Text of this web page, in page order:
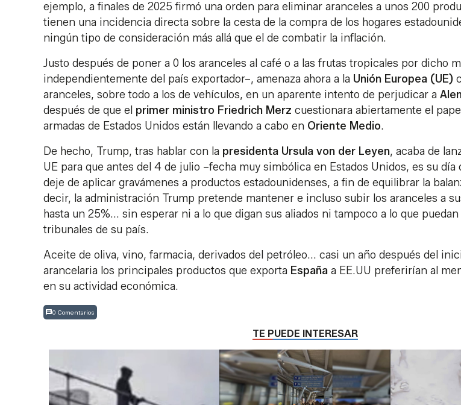
ejemplo, a finales de 2025 firmó una orden para eliminar aranceles a unos 200
tienen una incidencia directa sobre la cesta de la compra de los hogares
ningún tipo de consideración más allá que el de combatir la inflación.
Justo después de poner a 0 los aranceles al café o a las frutas tropicales por dicho
independientemente del país exportador–, amenaza ahora a la Unión Europea (UE)
aranceles, sobre todo a los de vehículos, en un aparente intento de perjudicar a
después de que el primer ministro Friedrich Merz cuestionara abiertamente el
armadas de Estados Unidos están llevando a cabo en Oriente Medio.
De hecho, Trump, tras hablar con la presidenta Ursula von der Leyen, acaba de
UE para que antes del 4 de julio –fecha muy simbólica en Estados Unidos, es su día
deje de aplicar gravámenes a productos estadounidenses, a fin de equilibrar la
decir, la administración Trump pretende mantener e incluso subir los aranceles a
hasta un 25%... sin esperar ni a lo que digan sus aliados ni tampoco a lo que
tribunales de su país.
Aceite de oliva, vino, farmacia, derivados del petróleo... casi un año después del
arancelaria los principales productos que exporta España a EE.UU preferirían al
en su actividad económica.
0 Comentarios
TE PUEDE INTERESAR